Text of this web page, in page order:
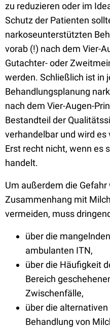
zu reduzieren oder im
Schutz der Patienten
narkoseunterstützten
vorab (!) nach dem Vier-
Gutachter- oder
werden. Schließlich ist in
Behandlungsplanung
nach dem Vier-Augen-
Bestandteil der
verhandelbar und wird
Erst recht nicht, wenn es
handelt.
Um außerdem die
Zusammenhang mit
vermeiden, muss
über die
ambulanten ITN,
über die Häufigkeit
Bereich
Zwischenfälle,
über die
Behandlung von